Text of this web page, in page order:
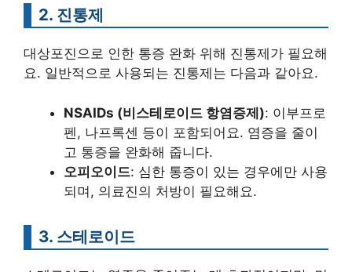
2. 진통제
대상포진으로 인한 통증 완화 위해 진통제가 필요해
요. 일반적으로 사용되는 진통제는 다음과 같아요.
NSAIDs (비스테로이드 항염증제): 이부프로
펜, 나프록센 등이 포함되어요. 염증을 줄이
고 통증을 완화해 줍니다.
오피오이드: 심한 통증이 있는 경우에만 사용
되며, 의료진의 처방이 필요해요.
3. 스테로이드